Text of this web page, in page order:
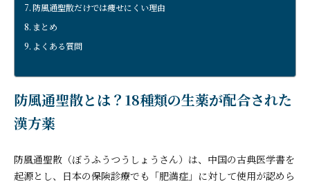
防風通聖散だけでは痩せにくい理由
まとめ
よくある質問
防風通聖散とは？18種類の生薬が配合された
漢方薬
防風通聖散（ぼうふうつうしょうさん）は、中国の古典医学書を
起源とし、日本の保険診療でも「肥満症」に対して使用が認めら